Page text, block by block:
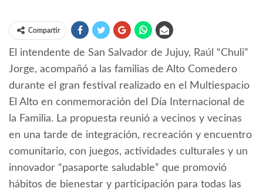
Compartir
El intendente de San Salvador de Jujuy, Raúl “Chuli”
Jorge, acompañó a las familias de Alto Comedero
durante el gran festival realizado en el Multiespacio
El Alto en conmemoración del Día Internacional de
la Familia. La propuesta reunió a vecinos y vecinas
en una tarde de integración, recreación y encuentro
comunitario, con juegos, actividades culturales y un
innovador “pasaporte saludable” que promovió
hábitos de bienestar y participación para todas las